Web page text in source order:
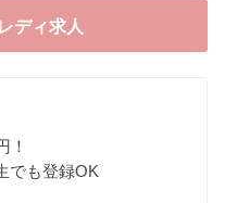
ディ求人
！
でも登録OK